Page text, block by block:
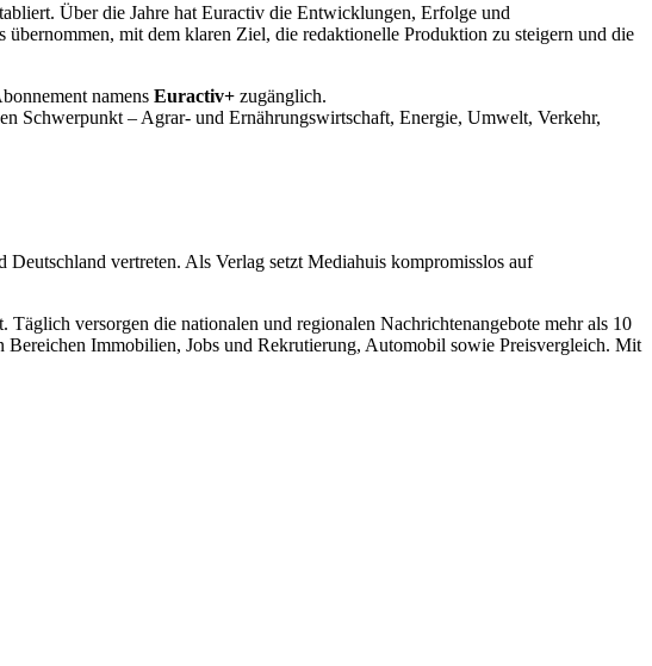
Über die Jahre hat Euractiv die Entwicklungen, Erfolge und
mit dem klaren Ziel, die redaktionelle Produktion zu steigern und die
namens Euractiv+ zugänglich.
Schwerpunkt – Agrar- und Ernährungswirtschaft, Energie, Umwelt, Verkehr,
vertreten. Als Verlag setzt Mediahuis kompromisslos auf
versorgen die nationalen und regionalen Nachrichtenangebote mehr als 10
Immobilien, Jobs und Rekrutierung, Automobil sowie Preisvergleich. Mit